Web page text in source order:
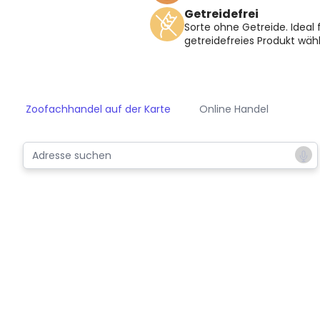
Getreidefrei
Sorte ohne Getreide. Ideal
getreidefreies Produkt
Zoofachhandel auf der Karte Online Handel